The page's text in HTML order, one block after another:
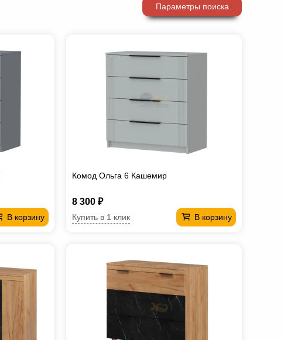
Параметры поиска
В корзину
Комод Ольга 6 Кашемир
8 300 ₽
В корзину
Купить в 1 клик